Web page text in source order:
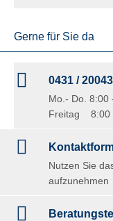
Gerne für Sie da
0431 /
Mo.- Do. 8:00
Freitag 8:00
Nutzen Sie
aufzunehmen